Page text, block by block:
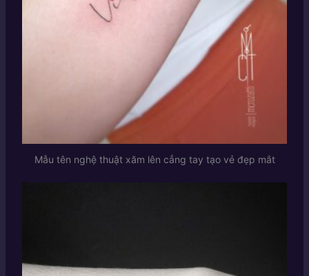
Mẫu tên nghệ thuật xăm lên cẳng tay tạo vẻ đẹp mắt